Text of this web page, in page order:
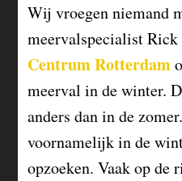
Wij vroegen niemand
meervalspecialist
Centrum Rotterdam
meerval in de winter.
anders dan in de
voornamelijk in de
opzoeken. Vaak op de